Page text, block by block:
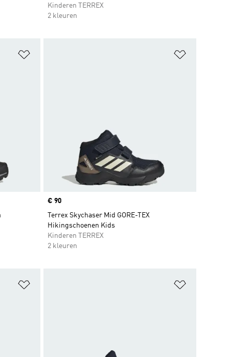
Kinderen TERREX
2 kleuren
Price
€ 90
Terrex Skychaser Mid GORE-TEX
Hikingschoenen Kids
Kinderen TERREX
2 kleuren